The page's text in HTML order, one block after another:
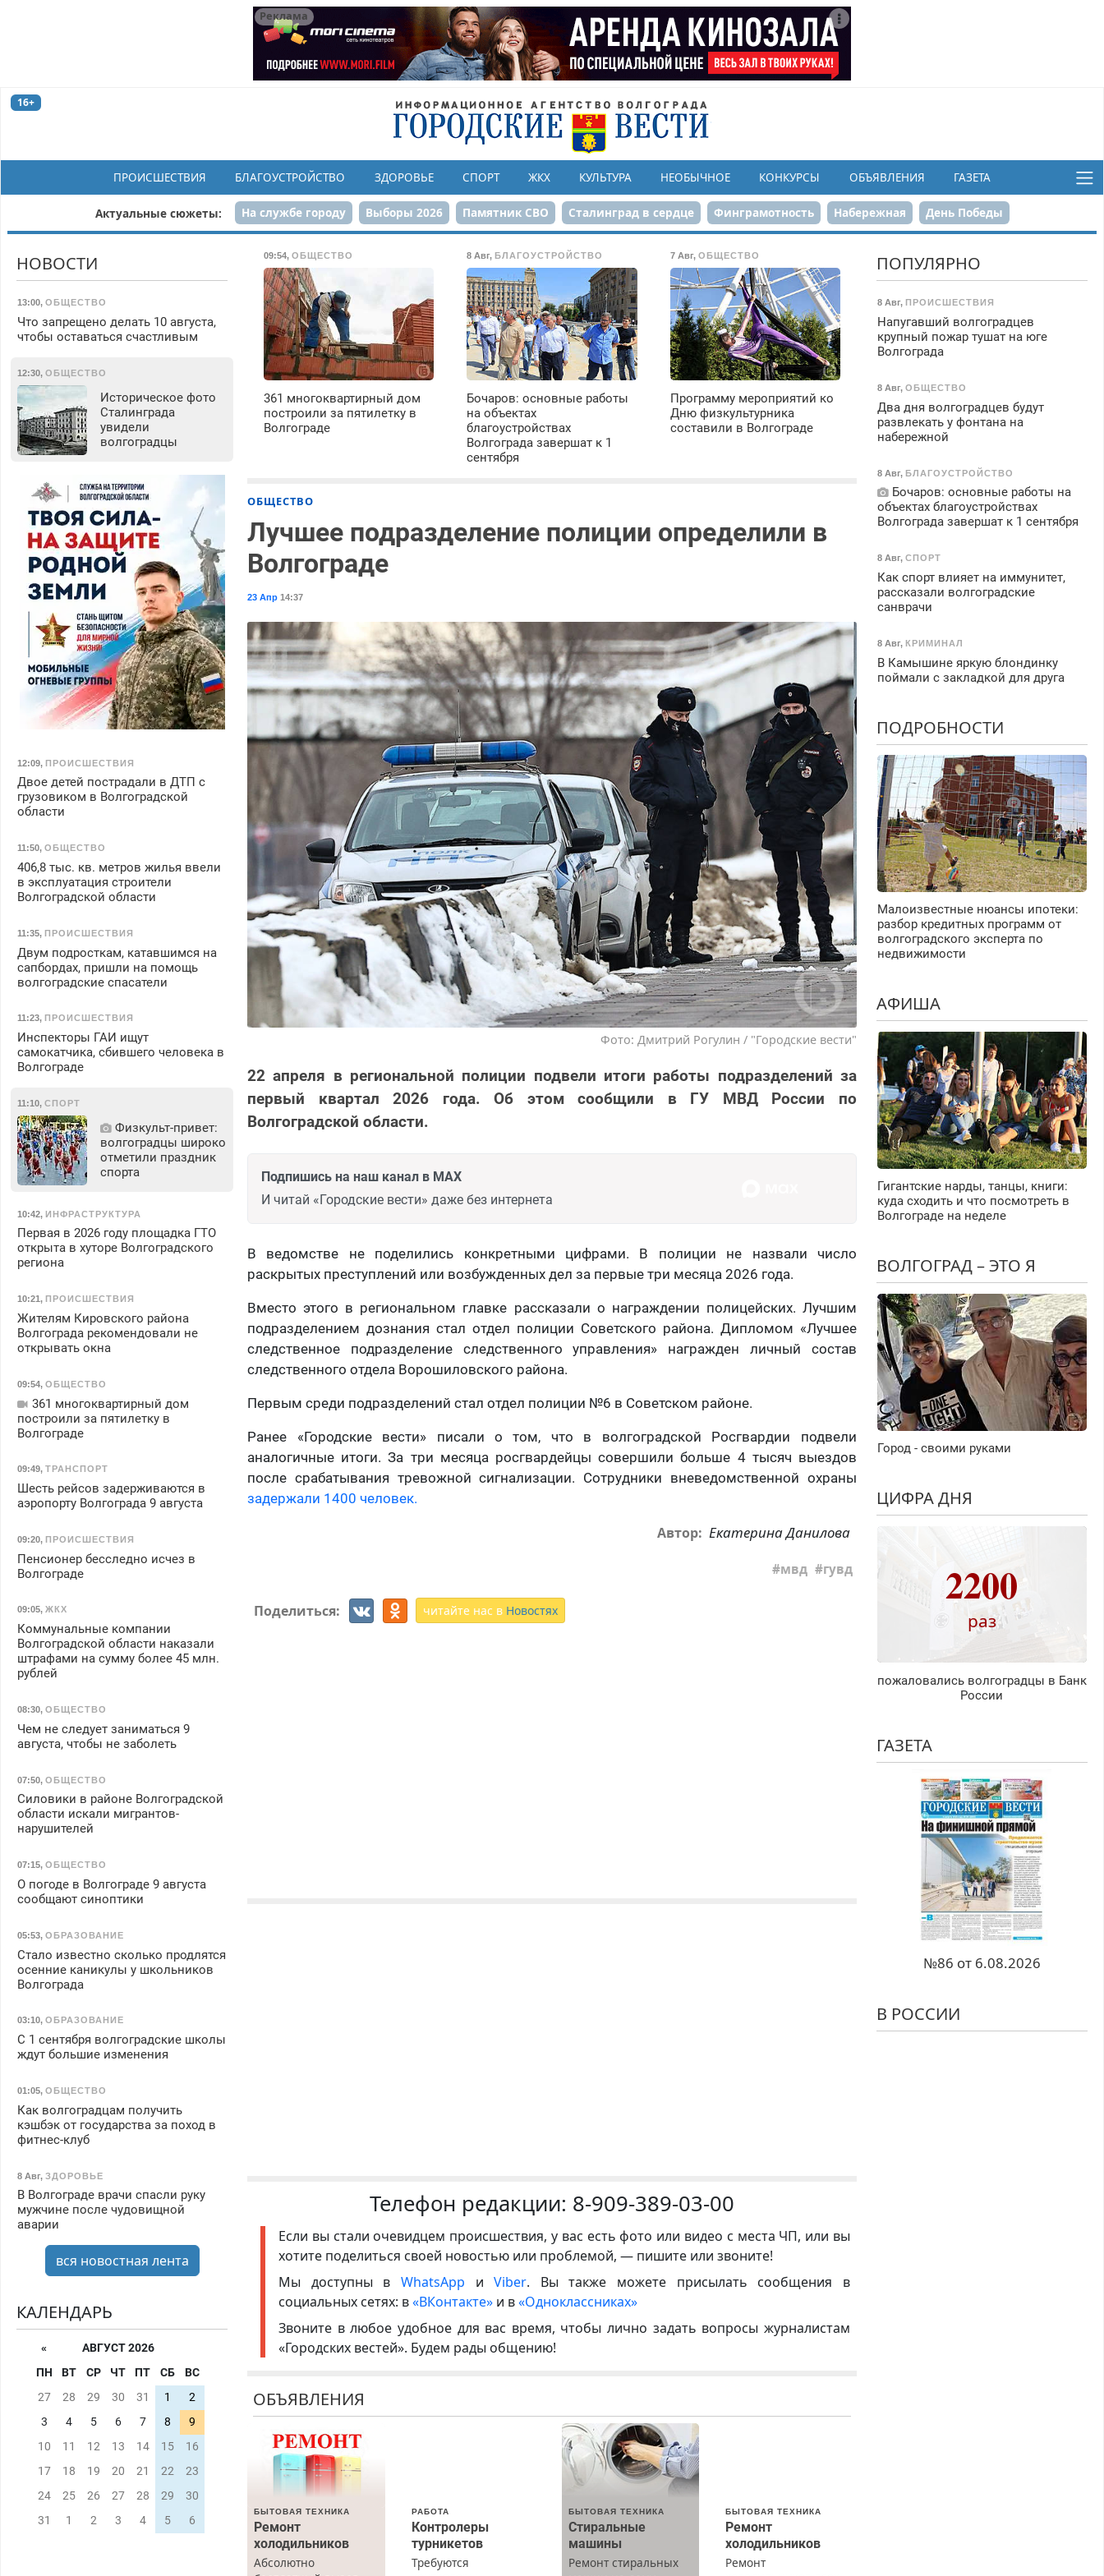
Реклама
16+
ПРОИСШЕСТВИЯ БЛАГОУСТРОЙСТВО ЗДОРОВЬЕ СПОРТ ЖКХ КУЛЬТУРА НЕОБЫЧНОЕ КОНКУРСЫ ОБЪЯВЛЕНИЯ ГАЗЕТА
Актуальные сюжеты: На службе городу Выборы 2026 Памятник СВО Сталинград в сердце Финграмотность Набережная День Победы
Реконструкция ЦПКиО 80-летие Победы Парк Героев-летчиков
09:54,ОБЩЕСТВО
361 многоквартирный дом
построили за пятилетку в
Волгограде
8 Авг, БЛАГОУСТРОЙСТВО
Бочаров: основные работы
на объектах
благоустройствах
Волгограда завершат к 1
сентября
7 Авг, ОБЩЕСТВО
Программу мероприятий ко
Дню физкультурника
составили в Волгограде
ОБЩЕСТВО
Лучшее подразделение полиции определили в
Волгограде
23 Апр 14:37
Фото: Дмитрий Рогулин / "Городские вести"
22 апреля в региональной полиции подвели итоги работы подразделений за
первый квартал 2026 года. Об этом сообщили в ГУ МВД России по
Волгоградской области.
Подпишись на наш канал в MAX
И читай «Городские вести» даже без интернета
В ведомстве не поделились конкретными цифрами. В полиции не назвали число
раскрытых преступлений или возбужденных дел за первые три месяца 2026 года.
Вместо этого в региональном главке рассказали о награждении полицейских. Лучшим
подразделением дознания стал отдел полиции Советского района. Дипломом «Лучшее
следственное подразделение следственного управления» награжден личный состав
следственного отдела Ворошиловского района.
Первым среди подразделений стал отдел полиции №6 в Советском районе.
Ранее «Городские вести» писали о том, что в волгоградской Росгвардии подвели
аналогичные итоги. За три месяца росгвардейцы совершили больше 4 тысяч выездов
после срабатывания тревожной сигнализации. Сотрудники вневедомственной охраны
задержали 1400 человек.
Автор: Екатерина Данилова
мвд гувд
Поделиться: читайте нас в Новостях
Телефон редакции: 8-909-389-03-00
Если вы стали очевидцем происшествия, у вас есть фото или видео с места ЧП, или вы
хотите поделиться своей новостью или проблемой, — пишите или звоните!
Мы доступны в WhatsApp иViber. Вы также можете присылать сообщения в
социальных сетях: в«ВКонтакте» и в«Одноклассниках»
Звоните в любое удобное для вас время, чтобы лично задать вопросы журналистам
«Городских вестей». Будем рады общению!
ОБЪЯВЛЕНИЯ
БЫТОВАЯ ТЕХНИКА
Ремонт
холодильников
Абсолютно
РАБОТА
Контролеры
турникетов
Требуются
БЫТОВАЯ ТЕХНИКА
Стиральные
машины
Ремонт стиральных
БЫТОВАЯ ТЕХНИКА
Ремонт
холодильников
Ремонт
НОВОСТИ
13:00, ОБЩЕСТВО
Что запрещено делать 10 августа,
чтобы оставаться счастливым
12:30, ОБЩЕСТВО
Историческое фото
Сталинграда
увидели
волгоградцы
12:09, ПРОИСШЕСТВИЯ
Двое детей пострадали в ДТП с
грузовиком в Волгоградской
области
11:50, ОБЩЕСТВО
406,8 тыс. кв. метров жилья ввели
в эксплуатация строители
Волгоградской области
11:35, ПРОИСШЕСТВИЯ
Двум подросткам, катавшимся на
сапбордах, пришли на помощь
волгоградские спасатели
11:23, ПРОИСШЕСТВИЯ
Инспекторы ГАИ ищут
самокатчика, сбившего человека в
Волгограде
11:10, СПОРТ
Физкульт‑привет:
волгоградцы широко
отметили праздник
спорта
10:42, ИНФРАСТРУКТУРА
Первая в 2026 году площадка ГТО
открыта в хуторе Волгоградского
региона
10:21, ПРОИСШЕСТВИЯ
Жителям Кировского района
Волгограда рекомендовали не
открывать окна
09:54, ОБЩЕСТВО
361 многоквартирный дом
построили за пятилетку в
Волгограде
09:49, ТРАНСПОРТ
Шесть рейсов задерживаются в
аэропорту Волгограда 9 августа
09:20, ПРОИСШЕСТВИЯ
Пенсионер бесследно исчез в
Волгограде
09:05, ЖКХ
Коммунальные компании
Волгоградской области наказали
штрафами на сумму более 45 млн.
рублей
08:30, ОБЩЕСТВО
Чем не следует заниматься 9
августа, чтобы не заболеть
07:50, ОБЩЕСТВО
Силовики в районе Волгоградской
области искали мигрантов-
нарушителей
07:15, ОБЩЕСТВО
О погоде в Волгограде 9 августа
сообщают синоптики
05:53, ОБРАЗОВАНИЕ
Стало известно сколько продлятся
осенние каникулы у школьников
Волгограда
03:10, ОБРАЗОВАНИЕ
С 1 сентября волгоградские школы
ждут большие изменения
01:05, ОБЩЕСТВО
Как волгоградцам получить
кэшбэк от государства за поход в
фитнес-клуб
8 Авг, ЗДОРОВЬЕ
В Волгограде врачи спасли руку
мужчине после чудовищной
аварии
вся новостная лента
КАЛЕНДАРЬ
«
АВГУСТ 2026
ПН
ВТ СР ЧТ ПТ СБ
ВС
27
28 29 30 31 1
2
3
4 5 6 7 8
9
10
11 12 13 14 15
16
17
18 19 20 21 22
23
24
25 26 27 28 29
30
31
1 2 3 4 5 6
ПОПУЛЯРНО
8 Авг, ПРОИСШЕСТВИЯ
Напугавший волгоградцев
крупный пожар тушат на юге
Волгограда
8 Авг, ОБЩЕСТВО
Два дня волгоградцев будут
развлекать у фонтана на
набережной
8 Авг, БЛАГОУСТРОЙСТВО
Бочаров: основные работы на
объектах благоустройствах
Волгограда завершат к 1 сентября
8 Авг, СПОРТ
Как спорт влияет на иммунитет,
рассказали волгоградские
санврачи
8 Авг, КРИМИНАЛ
В Камышине яркую блондинку
поймали с закладкой для друга
ПОДРОБНОСТИ
Малоизвестные нюансы ипотеки:
разбор кредитных программ от
волгоградского эксперта по
недвижимости
АФИША
Гигантские нарды, танцы, книги:
куда сходить и что посмотреть в
Волгограде на неделе
ВОЛГОГРАД – ЭТО Я
Город - своими руками
ЦИФРА ДНЯ
2200
раз
пожаловались волгоградцы в Банк
России
ГАЗЕТА
№86 от 6.08.2026
В РОССИИ